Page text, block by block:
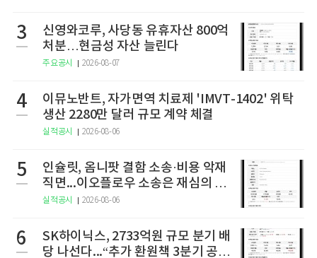
3
신영와코루, 사당동 유휴자산 800억
처분…현금성 자산 늘린다
주요공시 2026-08-07
4
이뮤노반트, 자가면역 치료제 'IMVT-1402' 위탁
생산 2280만 달러 규모 계약 체결
실적공시 2026-08-06
5
인슐릿, 옴니팟 결함 소송·비용 악재
직면...이오플로우 소송은 재심의 청
구
실적공시 2026-08-06
6
SK하이닉스, 2733억원 규모 분기 배
당 나선다...“추가 환원책 3분기 공